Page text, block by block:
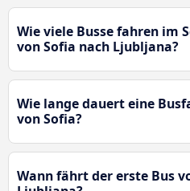
Wie viele Busse fahren im
von Sofia nach Ljubljana?
Wie lange dauert eine
von Sofia?
Wann fährt der erste Bus